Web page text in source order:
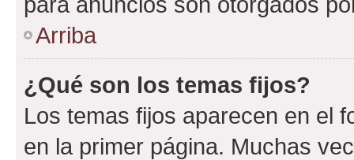
Arriba
¿Qué son los temas fijos?
Los temas fijos aparecen en el
en la primer página. Muchas